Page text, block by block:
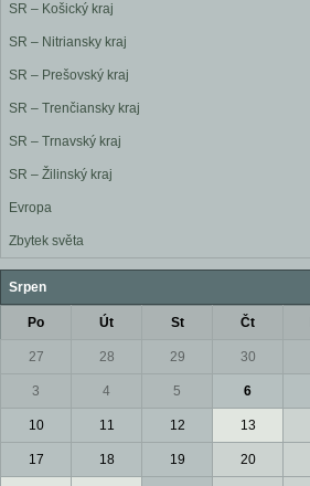
SR – Košický kraj
SR – Nitriansky kraj
SR – Prešovský kraj
SR – Trenčiansky kraj
SR – Trnavský kraj
SR – Žilinský kraj
Evropa
Zbytek světa
Srpen
Po Út St Čt
27 28 29 30
3 4 5 6
10 11 12 13
17 18 19 20